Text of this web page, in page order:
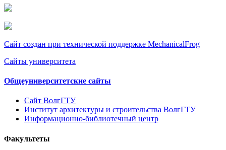
Сайт создан при технической поддержке MechanicalFrog
Сайты университета
Общеуниверситетские сайты
Сайт ВолгГТУ
Институт архитектуры и строительства ВолгГТУ
Информационно-библиотечный центр
Факультеты